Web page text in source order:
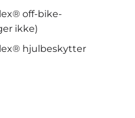
off-bike-
ikke)
hjulbeskytter